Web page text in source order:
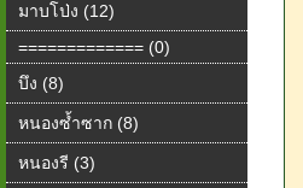
มาบโป่ง (12)
============= (0)
บึง (8)
หนองซ้ำซาก (8)
หนองรี (3)